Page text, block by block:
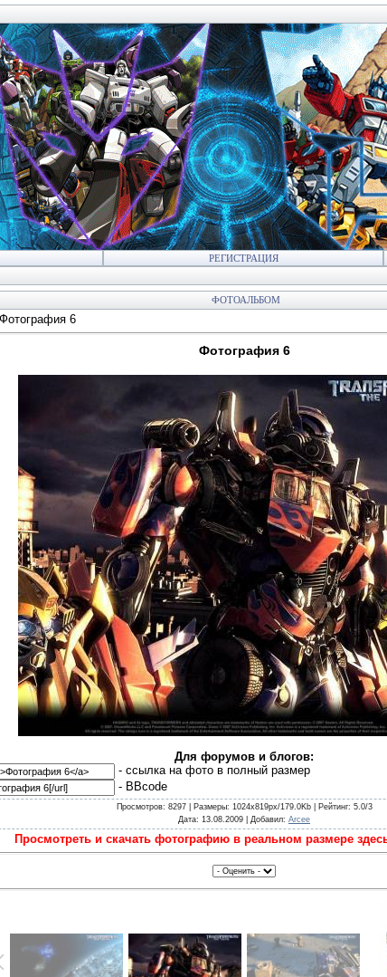
РЕГИСТРАЦИЯ
ФОТОАЛЬБОМ
6
Фотография 6
Для форумов и блогов:
- cсылка на фото в полный размер
- BBcode
Просмотров: 8297 | Размеры: 1024x819px/179.0Kb | Рейтинг: 5.0/3
Дата: 13.08.2009 | Добавил: Arcee
Просмотреть и скачать фотографию в реальном размере